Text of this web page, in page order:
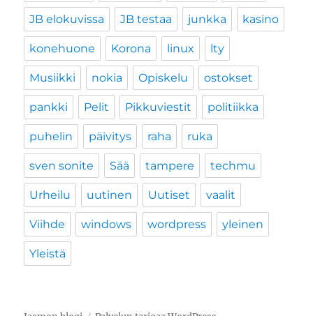
JB elokuvissa JB testaa junkka kasino
konehuone Korona linux lty
Musiikki nokia Opiskelu ostokset
pankki Pelit Pikkuviestit politiikka
puhelin päivitys raha ruka
sven sonite Sää tampere techmu
Urheilu uutinen Uutiset vaalit
Viihde windows wordpress yleinen
Yleistä